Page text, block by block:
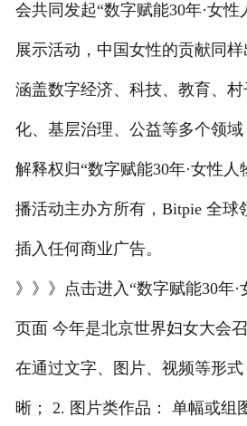
会共同发起“数字赋能30年·女性
展示活动，中国女性的贡献同
涵盖数字经济、科技、教育、
化、基层治理、公益等多个领
解释权归“数字赋能30年·女性人
播活动主办方所有，Bitpie 全球
插入任何商业广告。
》》》点击进入“数字赋能30年
页面 今年是北京世界妇女大会
在通过文字、图片、视频等形
晰； 2. 图片类作品： 单幅或组